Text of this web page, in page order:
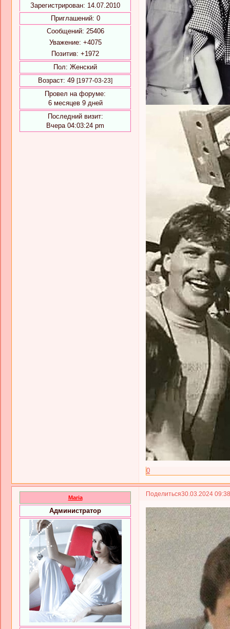
Зарегистрирован: 14.07.2010
Приглашений: 0
Сообщений: 25406
Уважение: +4075
Позитив: +1972
Пол: Женский
Возраст: 49 [1977-03-23]
Провел на форуме:
6 месяцев 9 дней
Последний визит:
Вчера 04:03:24 pm
0
Поделиться30.03.2024
Maria
Администратор